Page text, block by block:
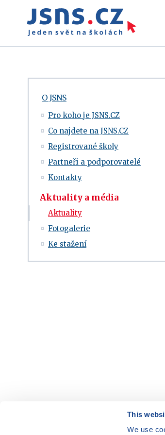
This
We use
O JSNS
Pro koho je JSNS.CZ
Co najdete na JSNS.CZ
Registrované školy
Partneři a podporovatelé
Kontakty
Aktuality a média
Aktuality
Fotogalerie
Ke stažení